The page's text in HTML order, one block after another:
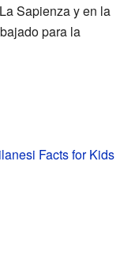
Sapienza y en la
para la
Facts for Kids